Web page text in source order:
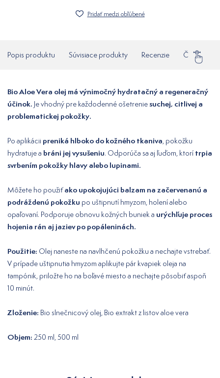
Pridať medzi obľúbené
Popis produktu Súvisiace produkty Recenzie Často
Bio Aloe Vera olej má výnimočný hydratačný a regeneračný
účinok. Je vhodný pre každodenné ošetreniesuchej, citlivej a
problematickej pokožky.
Po aplikácii preniká hlboko do kožného tkaniva , pokožku
hydratuje a bráni jej vysušeniu. Odporúča sa aj ľuďom, ktorí trpia
svrbením pokožky hlavy alebo lupinami.
Môžete ho použiťako upokojujúci balzam na začervenanú a
podráždenú pokožku po uštipnutí hmyzom, holení alebo
opaľovaní. Podporuje obnovu kožných buniek a urýchľuje proces
hojenia rán aj jaziev po popáleninách.
Použitie: Olej naneste na navlhčenú pokožku a nechajte vstrebať.
V prípade uštipnutia hmyzom aplikujte pár kvapiek oleja na
tampónik, priložte ho na boľavé miesto a nechajte pôsobiť aspoň
10 minút.
Zloženie: Bio slnečnicový olej, Bio extrakt z listov aloe vera
Objem: 250 ml, 500 ml